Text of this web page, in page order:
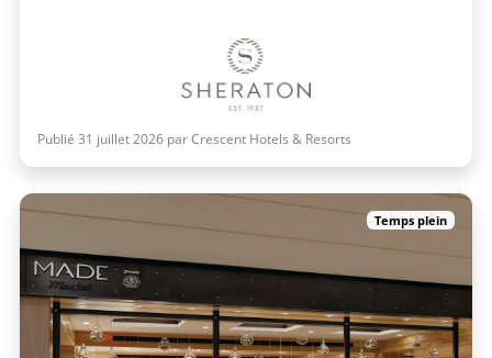
Publié 31 juillet 2026 par Crescent Hotels & Resorts
Temps plein